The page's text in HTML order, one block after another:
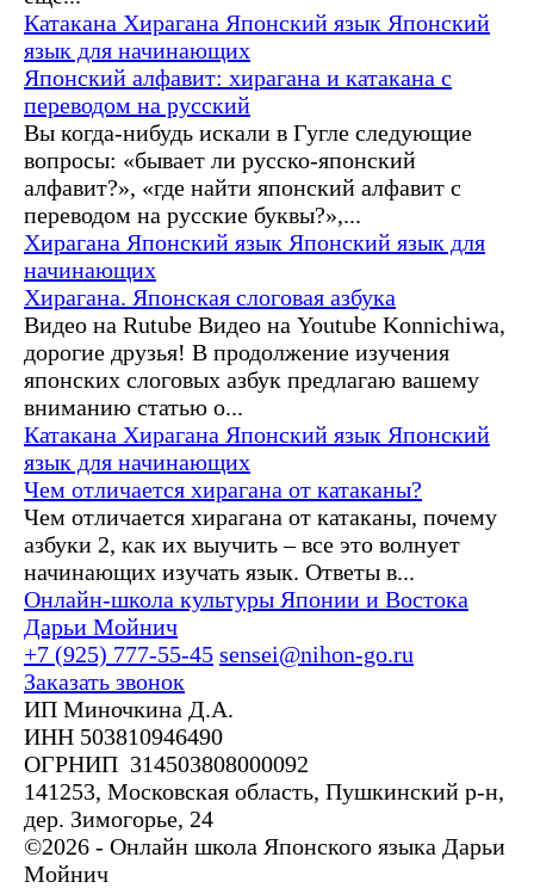
Катакана Хирагана Японский язык Японский
язык для начинающих
Японский алфавит: хирагана и катакана с
переводом на русский
Вы когда-нибудь искали в Гугле следующие
вопросы: «бывает ли русско-японский
алфавит?», «где найти японский алфавит с
переводом на русские буквы?»,...
Хирагана Японский язык Японский язык для
начинающих
Хирагана. Японская слоговая азбука
Видео на Rutube Видео на Youtube Konnichiwa,
дорогие друзья! В продолжение изучения
японских слоговых азбук предлагаю вашему
вниманию статью о...
Катакана Хирагана Японский язык Японский
язык для начинающих
Чем отличается хирагана от катаканы?
Чем отличается хирагана от катаканы, почему
азбуки 2, как их выучить – все это волнует
начинающих изучать язык. Ответы в...
Онлайн-школа культуры Японии и Востока
Дарьи Мойнич
+7 (925) 777-55-45 sensei@nihon-go.ru
Заказать звонок
ИП Миночкина Д.А.
ИНН 503810946490
ОГРНИП 314503808000092
141253, Московская область, Пушкинский р-н,
дер. Зимогорье, 24
©2026 - Онлайн школа Японского языка Дарьи
Мойнич